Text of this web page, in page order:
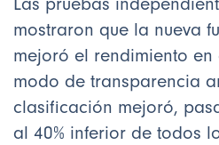
Las pruebas
mostraron que la nueva
mejoró el rendimiento
modo de transparencia
clasificación mejoró,
al 40% inferior de todos